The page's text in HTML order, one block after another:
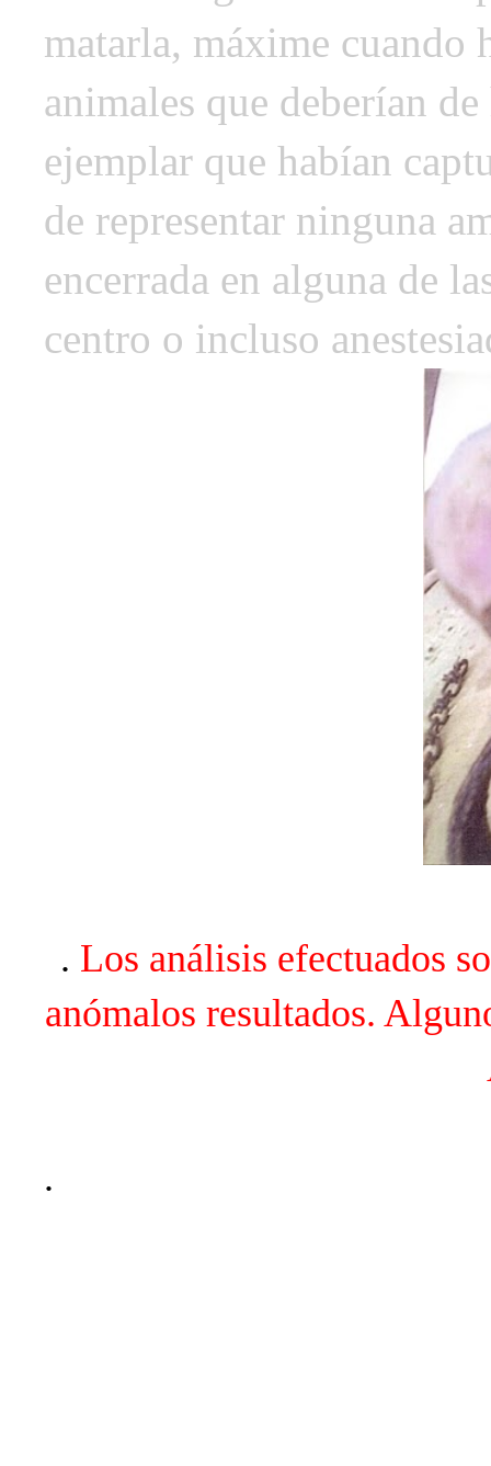
matarla, máxime cuando
animales que deberían
ejemplar que habían
de representar ninguna
encerrada en alguna de
centro o incluso
. Los análisis efectuados
anómalos resultados.
.